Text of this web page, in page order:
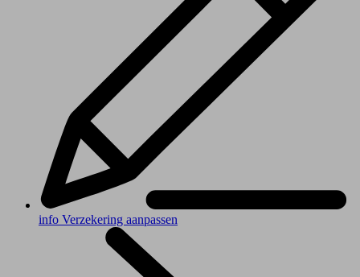
info Verzekering aanpassen